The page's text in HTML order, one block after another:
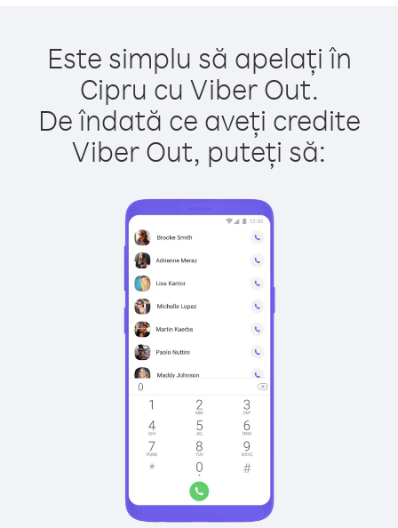
Este simplu să apelați în
Cipru cu Viber Out.
De îndată ce aveți credite
Viber Out, puteți să: